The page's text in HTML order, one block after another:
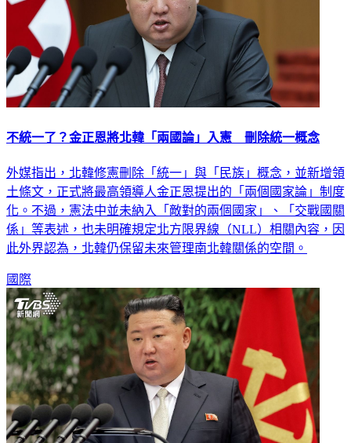
不統一了？金正恩將北韓「兩國論」入憲 刪除統一概念
外媒指出，北韓修憲刪除「統一」與「民族」概念，並新增領
土條文，正式將最高領導人金正恩提出的「兩個國家論」制度
化。不過，憲法中並未納入「敵對的兩個國家」、「交戰國關
係」等表述，也未明確規定北方限界線（NLL）相關內容，因
此外界認為，北韓仍保留未來管理南北韓關係的空間。
國際